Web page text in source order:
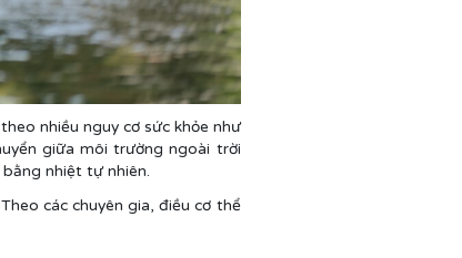
nhiều nguy cơ sức khỏe như
giữa môi trường ngoài trời
nhiệt tự nhiên.
các chuyên gia, điều cơ thể